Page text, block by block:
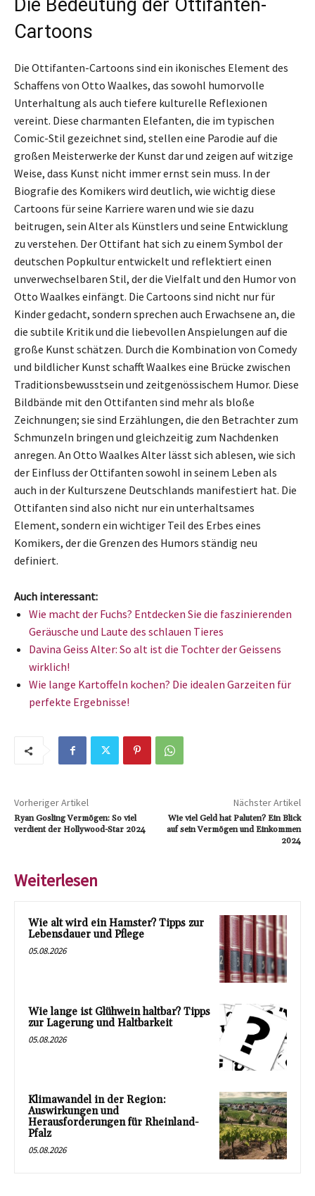
Die Bedeutung der Ottifanten-
Cartoons
Die Ottifanten-Cartoons sind ein ikonisches Element des
Schaffens von Otto Waalkes, das sowohl humorvolle
Unterhaltung als auch tiefere kulturelle Reflexionen
vereint. Diese charmanten Elefanten, die im typischen
Comic-Stil gezeichnet sind, stellen eine Parodie auf die
großen Meisterwerke der Kunst dar und zeigen auf witzige
Weise, dass Kunst nicht immer ernst sein muss. In der
Biografie des Komikers wird deutlich, wie wichtig diese
Cartoons für seine Karriere waren und wie sie dazu
beitrugen, sein Alter als Künstlers und seine Entwicklung
zu verstehen. Der Ottifant hat sich zu einem Symbol der
deutschen Popkultur entwickelt und reflektiert einen
unverwechselbaren Stil, der die Vielfalt und den Humor von
Otto Waalkes einfängt. Die Cartoons sind nicht nur für
Kinder gedacht, sondern sprechen auch Erwachsene an, die
die subtile Kritik und die liebevollen Anspielungen auf die
große Kunst schätzen. Durch die Kombination von Comedy
und bildlicher Kunst schafft Waalkes eine Brücke zwischen
Traditionsbewusstsein und zeitgenössischem Humor. Diese
Bildbände mit den Ottifanten sind mehr als bloße
Zeichnungen; sie sind Erzählungen, die den Betrachter zum
Schmunzeln bringen und gleichzeitig zum Nachdenken
anregen. An Otto Waalkes Alter lässt sich ablesen, wie sich
der Einfluss der Ottifanten sowohl in seinem Leben als
auch in der Kulturszene Deutschlands manifestiert hat. Die
Ottifanten sind also nicht nur ein unterhaltsames
Element, sondern ein wichtiger Teil des Erbes eines
Komikers, der die Grenzen des Humors ständig neu
definiert.
Auch interessant:
Wie macht der Fuchs? Entdecken Sie die faszinierenden
Geräusche und Laute des schlauen Tieres
Davina Geiss Alter: So alt ist die Tochter der Geissens
wirklich!
Wie lange Kartoffeln kochen? Die idealen Garzeiten für
perfekte Ergebnisse!
Vorheriger Artikel
Ryan Gosling Vermögen: So viel
verdient der Hollywood-Star 2024
Nächster Artikel
Wie viel Geld hat Paluten? Ein Blick
auf sein Vermögen und Einkommen
2024
Weiterlesen
Wie alt wird ein Hamster? Tipps zur
Lebensdauer und Pflege
05.08.2026
Wie lange ist Glühwein haltbar? Tipps
zur Lagerung und Haltbarkeit
05.08.2026
Klimawandel in der Region:
Auswirkungen und
Herausforderungen für Rheinland-
Pfalz
05.08.2026